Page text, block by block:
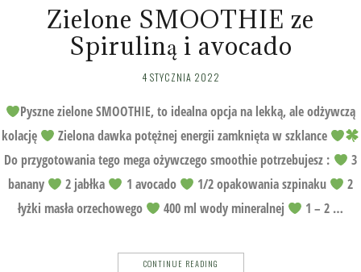
Zielone SMOOTHIE ze
Spiruliną i avocado
4 STYCZNIA 2022
Pyszne zielone SMOOTHIE, to idealna opcja na lekką, ale odżywczą
kolację
Zielona dawka potężnej energii zamknięta w szklance
Do przygotowania tego mega ożywczego smoothie potrzebujesz :
3
banany
2 jabłka 1 avocado 1/2 opakowania szpinaku
2
łyżki masła orzechowego
400 ml wody mineralnej 1 – 2 …
CONTINUE READING